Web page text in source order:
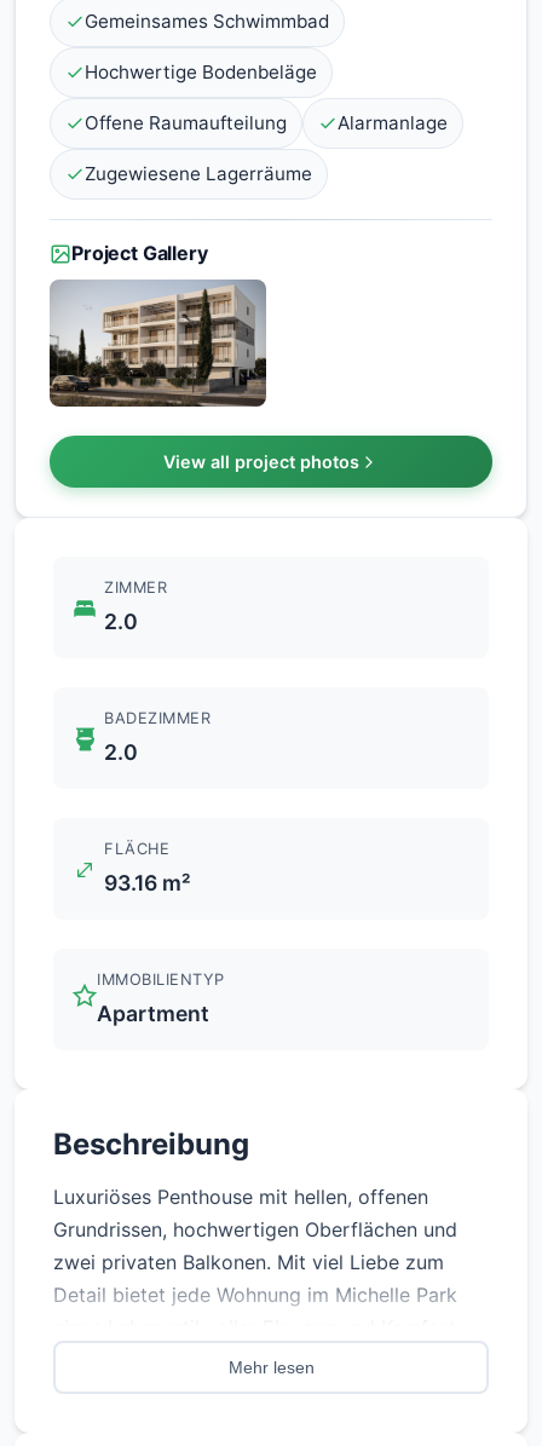
Gemeinsames Schwimmbad
Hochwertige Bodenbeläge
Offene Raumaufteilung Alarmanlage
Zugewiesene Lagerräume
Project Gallery
View all project photos
ZIMMER
2.0
BADEZIMMER
2.0
FLÄCHE
93.16 m²
IMMOBILIENTYP
Apartment
Beschreibung
Luxuriöses Penthouse mit hellen, offenen
Grundrissen, hochwertigen Oberflächen und
zwei privaten Balkonen. Mit viel Liebe zum
Detail bietet jede Wohnung im Michelle Park
Die Bewohner genießen die Vorteile des
modernen Wohnens mit Fußbodenheizung für
Mehr lesen